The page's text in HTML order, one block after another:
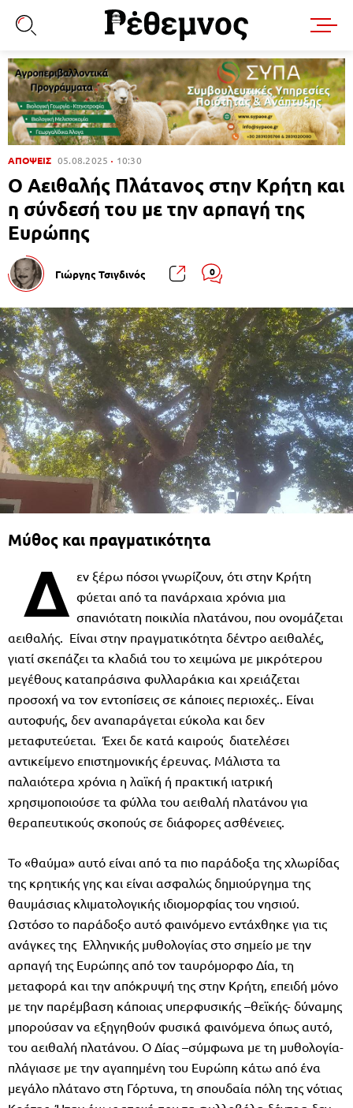
ΑΠΟΨΕΙΣ 05.08.2025 10:30
Ο Αειθαλής Πλάτανος στην Κρήτη και
η σύνδεσή του με την αρπαγή της
Ευρώπης
Γιώργης Τσιγδινός 0
Μύθος και πραγματικότητα
Δ εν ξέρω πόσοι γνωρίζουν, ότι στην Κρήτη
φύεται από τα πανάρχαια χρόνια μια
σπανιότατη ποικιλία πλατάνου, που ονομάζεται
αειθαλής. Είναι στην πραγματικότητα δέντρο αειθαλές,
γιατί σκεπάζει τα κλαδιά του το χειμώνα με μικρότερου
μεγέθους καταπράσινα φυλλαράκια και χρειάζεται
προσοχή να τον εντοπίσεις σε κάποιες περιοχές.. Είναι
αυτοφυής, δεν αναπαράγεται εύκολα και δεν
μεταφυτεύεται. Έχει δε κατά καιρούς διατελέσει
αντικείμενο επιστημονικής έρευνας. Μάλιστα τα
παλαιότερα χρόνια η λαϊκή ή πρακτική ιατρική
χρησιμοποιούσε τα φύλλα του αειθαλή πλατάνου για
θεραπευτικούς σκοπούς σε διάφορες ασθένειες.
Το «θαύμα» αυτό είναι από τα πιο παράδοξα της χλωρίδας
της κρητικής γης και είναι ασφαλώς δημιούργημα της
θαυμάσιας κλιματολογικής ιδιομορφίας του νησιού.
Ωστόσο το παράδοξο αυτό φαινόμενο εντάχθηκε για τις
ανάγκες της Ελληνικής μυθολογίας στο σημείο με την
αρπαγή της Ευρώπης από τον ταυρόμορφο Δία, τη
μεταφορά και την απόκρυψή της στην Κρήτη, επειδή μόνο
με την παρέμβαση κάποιας υπερφυσικής –θεϊκής- δύναμης
μπορούσαν να εξηγηθούν φυσικά φαινόμενα όπως αυτό,
του αειθαλή πλατάνου. Ο Δίας –σύμφωνα με τη μυθολογία-
πλάγιασε με την αγαπημένη του Ευρώπη κάτω από ένα
μεγάλο πλάτανο στη Γόρτυνα, τη σπουδαία πόλη της νότιας